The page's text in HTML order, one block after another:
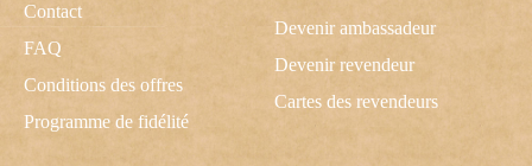
Contact
FAQ
Conditions des offres
Programme de fidélité
Devenir ambassadeur
Devenir revendeur
Cartes des revendeurs